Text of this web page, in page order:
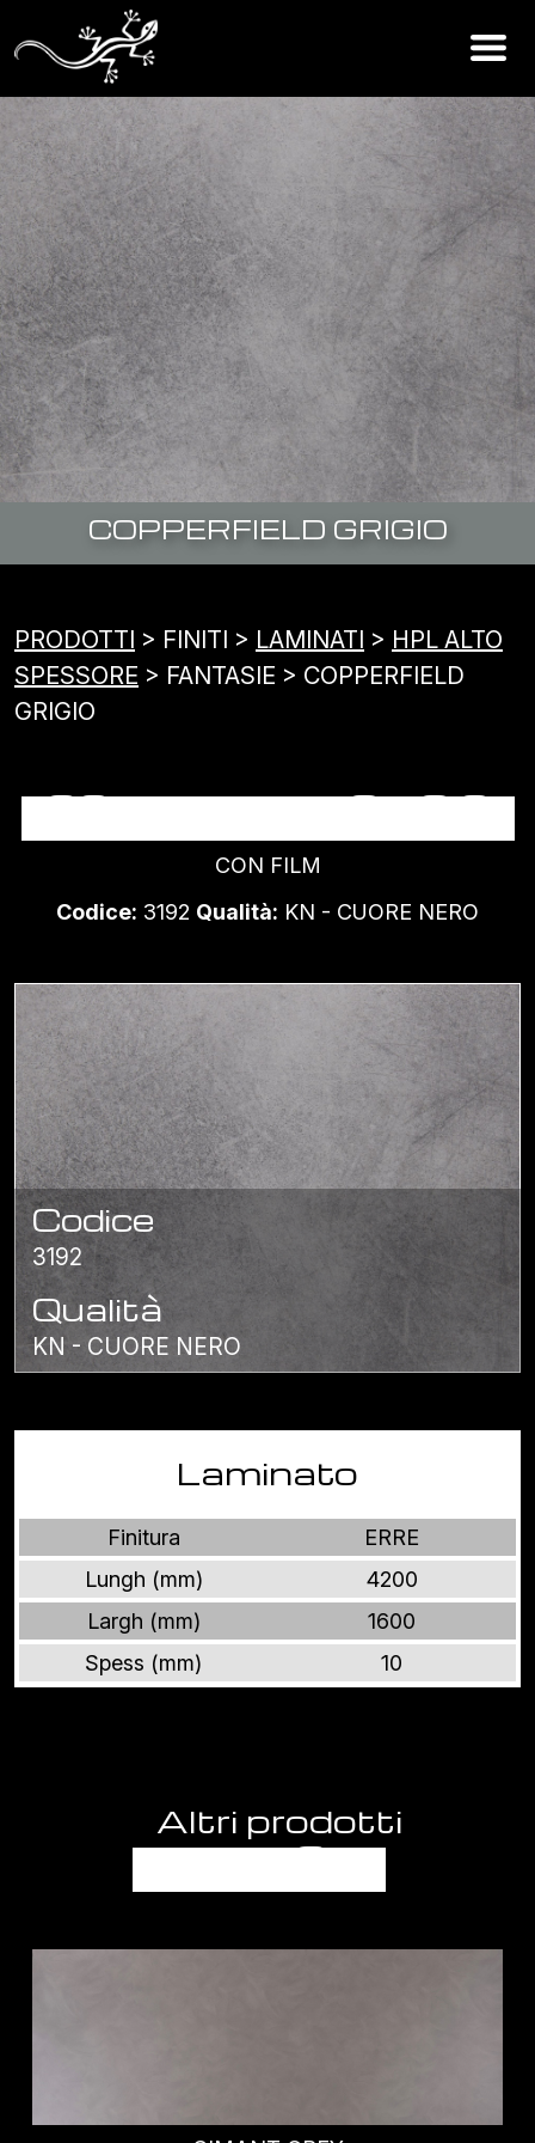
COPPERFIELD GRIGIO
PRODOTTI > FINITI > LAMINATI > HPL ALTO
SPESSORE > FANTASIE > COPPERFIELD
GRIGIO
COPPERFIELD GRIGIO
CON FILM
Codice: 3192 Qualità: KN - CUORE NERO
Codice
3192
Qualità
KN - CUORE NERO
Laminato
Finitura
ERRE
Lungh (mm)
4200
Largh (mm)
1600
Spess (mm)
10
Altri prodotti
FANTASIE